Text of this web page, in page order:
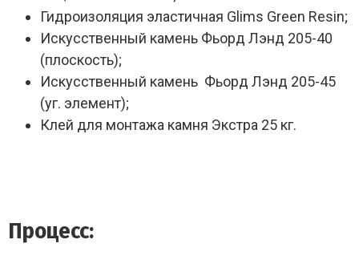
Гидроизоляция эластичная Glims Green Resin;
Искусственный камень Фьорд Лэнд 205-40
(плоскость);
Искусственный камень Фьорд Лэнд 205-45
(уг. элемент);
Клей для монтажа камня Экстра 25 кг.
Процесс: